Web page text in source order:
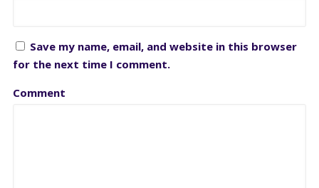
Save my name, email, and website in this browser
for the next time I comment.
Comment